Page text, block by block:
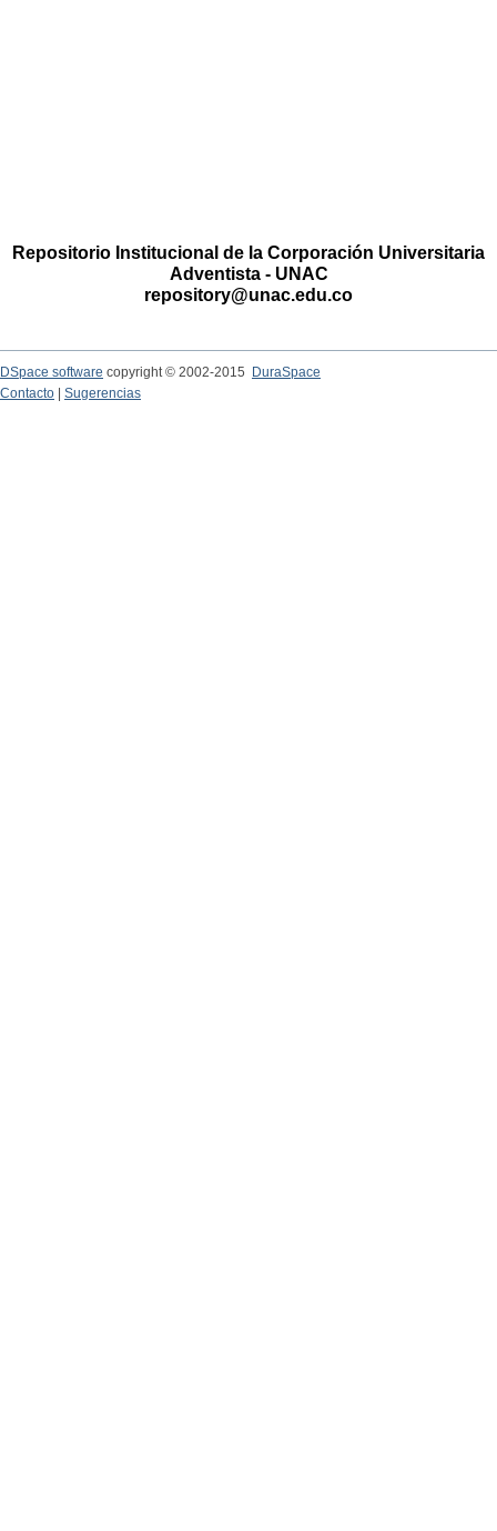
Repositorio Institucional de la Corporación Universitaria
Adventista - UNAC
repository@unac.edu.co
DSpace software copyright © 2002-2015
DuraSpace
Contacto
Sugerencias